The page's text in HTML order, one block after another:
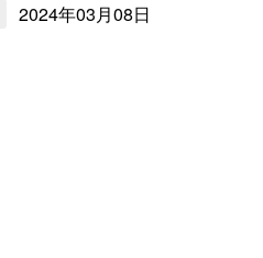
2024年03月08日